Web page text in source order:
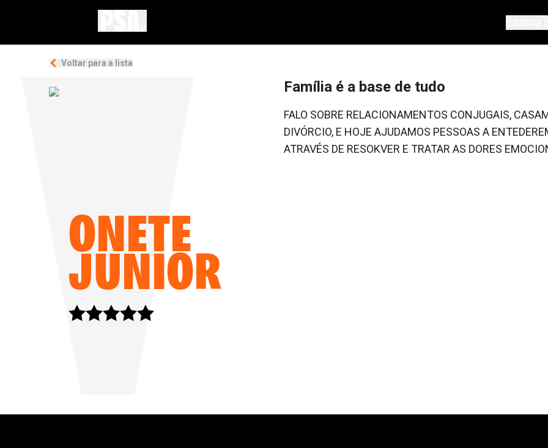
Voltar para a lista
ONETE
JUNIOR
Família é a base de tudo
FALO SOBRE RELACIONAMENTOS CONJUGAIS,
DIVÓRCIO, E HOJE AJUDAMOS PESSOAS A
ATRAVÉS DE RESOKVER E TRATAR AS DORES